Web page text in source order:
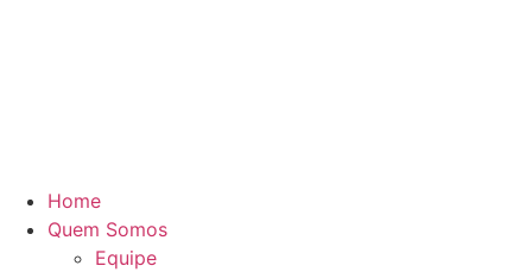
Home
Quem Somos
Equipe